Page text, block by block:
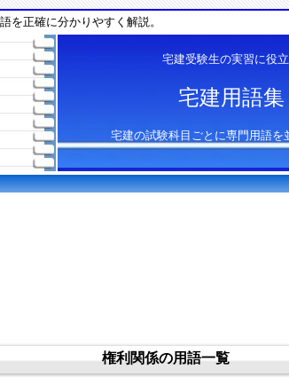
を正確に分かりやすく解説。
宅建受験生の実習に役
宅建用語集
宅建の試験科目ごとに専門用語を
権利関係の用語一覧